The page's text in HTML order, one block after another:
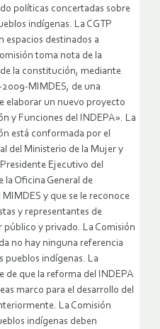
políticas concertadas sobre
indígenas. La CGTP
espacios destinados a
toma nota de la
la constitución, mediante
MIMDES, de una
elaborar un nuevo proyecto
y Funciones del INDEPA». La
está conformada por el
del Ministerio de la Mujer y
Ejecutivo del
la Oficina General de
y que se le reconoce
y representantes de
público y privado. La Comisión
no hay ninguna referencia
pueblos indígenas. La
que la reforma del INDEPA
marco para el desarrollo del
La Comisión
indígenas deben